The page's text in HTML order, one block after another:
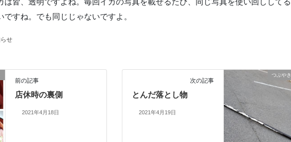
は皆、透明ですよね。毎回イカの写真を載せるたび、同じ写真を使い回ししてる
ですね。でも同じじゃないですよ。
せ
前の記事
店休時の裏側
2021年4月18日
つぶやき
次の記事
とんだ落とし物
2021年4月19日